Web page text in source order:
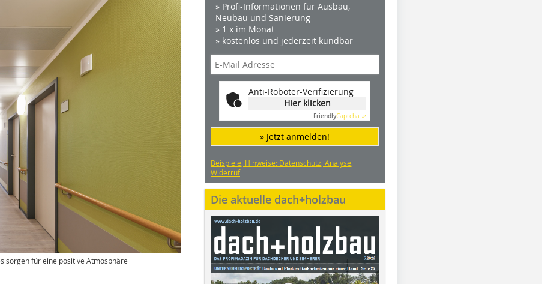
sorgen für eine positive Atmosphäre
» Profi-Informationen für Ausbau,
Neubau und Sanierung
» 1 x im Monat
» kostenlos und jederzeit kündbar
Anti-Roboter-Verifizierung
Hier klicken
FriendlyCaptcha ⇗
» Jetzt anmelden!
Beispiele, Hinweise: Datenschutz, Analyse,
Widerruf
Die aktuelle dach+holzbau